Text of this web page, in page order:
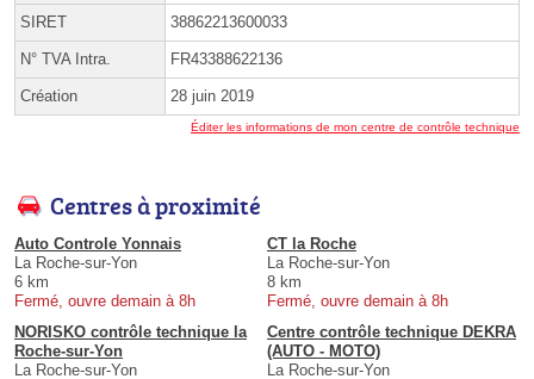
SIRET 38862213600033
N° TVA Intra. FR43388622136
Création 28 juin 2019
Éditer les informations de mon centre de contrôle technique
Centres à proximité
Auto Controle Yonnais
La Roche-sur-Yon
6 km
Fermé, ouvre demain à 8h
CT la Roche
La Roche-sur-Yon
8 km
Fermé, ouvre demain à 8h
NORISKO contrôle technique la
Roche-sur-Yon
La Roche-sur-Yon
Centre contrôle technique DEKRA
(AUTO - MOTO)
La Roche-sur-Yon